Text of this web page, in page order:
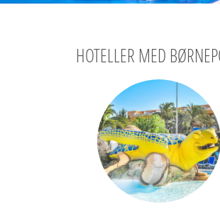
HOTELLER MED